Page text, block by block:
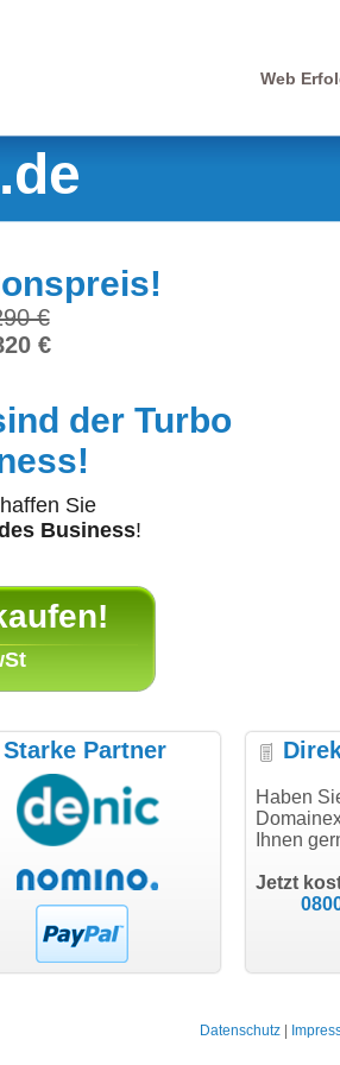
Web
€
€
der Turbo
Sie
Business!
meine
gefunden zu
Domain passt für
Janina Köck
Leben im Einklang
leben-im-einklang.de
"Super
Starke Partner
Haben
Ihnen
Jetzt
Datenschutz